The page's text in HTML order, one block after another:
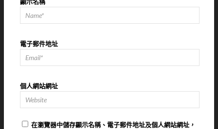
電子郵件地址
個人網站網址
在瀏覽器中儲存顯示名稱、電子郵件地址及個人網站網址，